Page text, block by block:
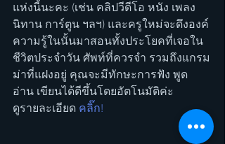
แห่งนี้นะคะ (เช่น คลิปวีดีโอ หนัง เพลง
นิทาน การ์ตูน ฯลฯ) และครูใหม่จะดึงองค์
ความรู้ในนั้นมาสอนทั้งประโยคที่เจอใน
ชีวิตประจำวัน ศัพท์ที่ควรจำ รวมถึงแกรม
ม่าที่แฝงอยู่ คุณจะมีทักษะการฟัง พูด
อ่าน เขียนได้ดีขึ้นโดยอัตโนมัติค่ะ
ดูรายละเอียด คลิ๊ก!